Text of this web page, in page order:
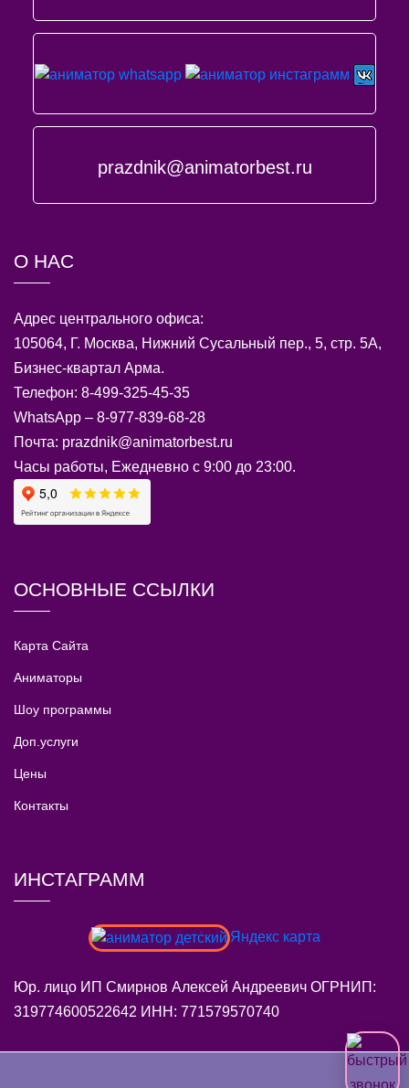
prazdnik@animatorbest.ru
О НАС
Адрес центрального офиса:
105064, Г. Москва, Нижний Сусальный пер., 5, стр. 5А,
Бизнес-квартал Арма.
Телефон: 8-499-325-45-35
WhatsApp – 8-977-839-68-28
Почта: prazdnik@animatorbest.ru
Часы работы, Ежедневно с 9:00 до 23:00.
ОСНОВНЫЕ ССЫЛКИ
Карта Сайта
Аниматоры
Шоу программы
Доп.услуги
Цены
Контакты
ИНСТАГРАММ
Яндекс карта
Юр. лицо ИП Смирнов Алексей Андреевич ОГРНИП:
319774600522642 ИНН: 771579570740